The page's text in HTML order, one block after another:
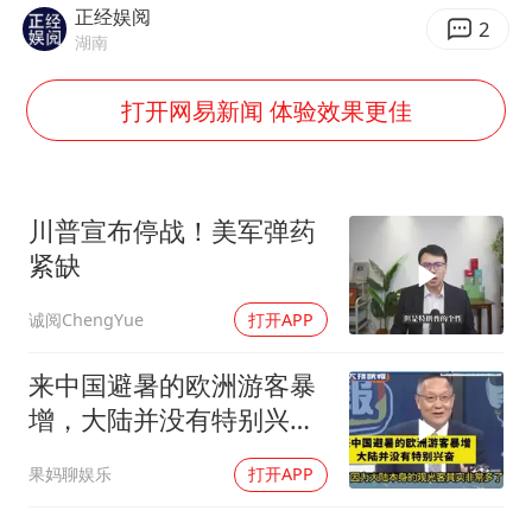
沙特否认与胡塞武装举行会谈
乘客脱鞋散发异味 司机提醒反被怼
日本籍女网红在韩直播时自杀身亡
多专业取消艺考 文化工作者要有文化
汕头市政府被约谈
南太行山失联女孩最后信号不在山林
正经娱阅
湖南 2
打开网易新闻 体验效果更佳
川普宣布停战！美军弹药
紧缺
诚阅ChengYue 打开APP
来中国避暑的欧洲游客暴
增，大陆并没有特别兴
果妈聊娱乐 打开APP